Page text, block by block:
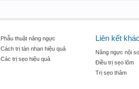
Phẫu thuật nâng ngực
Cách trị tàn nhan hiệu quả
Các trị sẹo hiệu quả
Liên kết
Nâng ngực nội
Điều trị sẹo lõm
Trị sẹo thâm